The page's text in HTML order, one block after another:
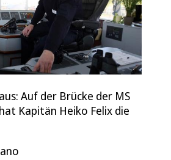
Auf der Brücke der MS
Kapitän Heiko Felix die